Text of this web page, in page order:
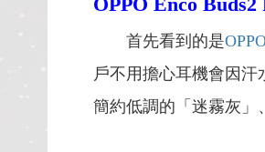
首先看到的是
戶不用擔心耳機會因汗
簡約低調的「迷霧灰」